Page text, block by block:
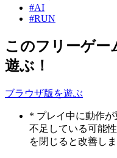
#AI
#RUN
このフリーゲー
遊ぶ！
ブラウザ版を遊ぶ
* プレイ中に動作
不足している可能
を閉じると改善しま